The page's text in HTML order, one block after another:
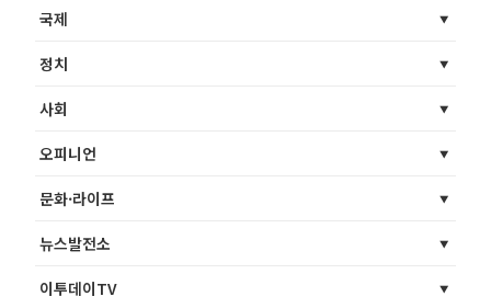
국제
정치
사회
오피니언
문화·라이프
뉴스발전소
이투데이TV